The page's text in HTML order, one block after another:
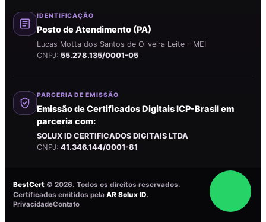
IDENTIFICAÇÃO
Posto de Atendimento (PA)
Lucas Motta dos Santos de Oliveira Leite – MEI
CNPJ: 55.278.135/0001-05
PARCERIA DE EMISSÃO
Emissão de Certificados Digitais ICP-Brasil em
parceria com:
SOLUX ID CERTIFICADOS DIGITAIS LTDA
CNPJ: 41.346.144/0001-81
BestCert © 2026. Todos os direitos reservados.
Certificados emitidos pela AR Solux ID.
PrivacidadeContato